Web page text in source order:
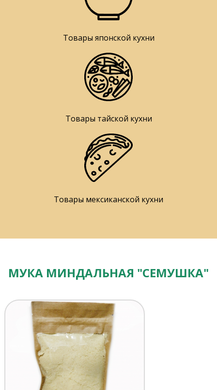
Товары японской кухни
Товары тайской кухни
Товары мексиканской кухни
МУКА МИНДАЛЬНАЯ "СЕМУШКА"